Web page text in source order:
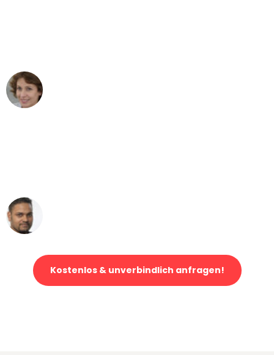
Kostenlos & unverbindlich anfragen!